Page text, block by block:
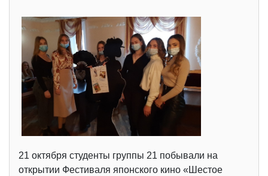
21 октября студенты группы 21 побывали на
открытии Фестиваля японского кино «Шестое